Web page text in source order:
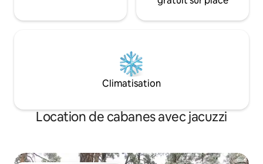
Climatisation
Location de cabanes avec jacuzzi